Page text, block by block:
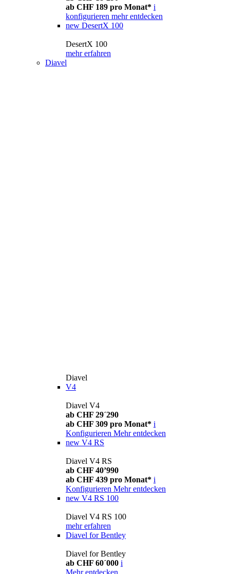
ab CHF 189 pro Monat* i
konfigurieren mehr entdecken
new DesertX 100
DesertX 100
mehr erfahren
Diavel
Diavel
V4
Diavel V4
ab CHF 29´290
ab CHF 309 pro Monat* i
Konfigurieren Mehr entdecken
new V4 RS
Diavel V4 RS
ab CHF 40’990
ab CHF 439 pro Monat* i
Konfigurieren Mehr entdecken
new V4 RS 100
Diavel V4 RS 100
mehr erfahren
Diavel for Bentley
Diavel for Bentley
ab CHF 60´000 i
Mehr entdecken